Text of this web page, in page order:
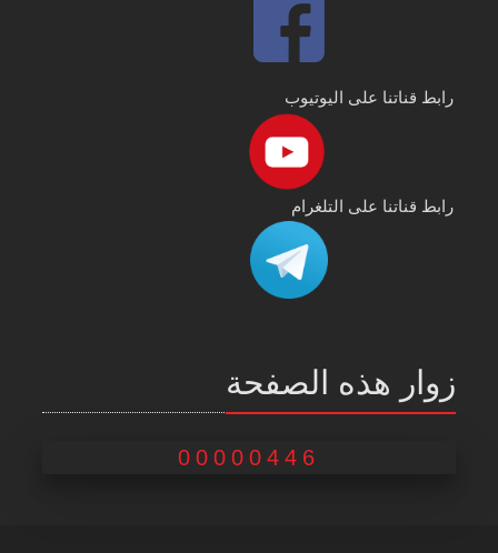
رابط قناتنا على اليوتيوب
رابط قناتنا على التلغرام
زوار هذه الصفحة
00000446